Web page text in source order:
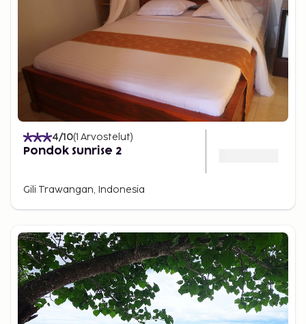
4/10(1 Arvostelut)
Pondok Sunrise 2
Gili Trawangan, Indonesia